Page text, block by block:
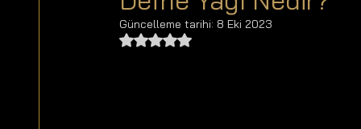
Güncelleme tarihi: 8 Eki 2023
5 üzerinden NaN yıldız